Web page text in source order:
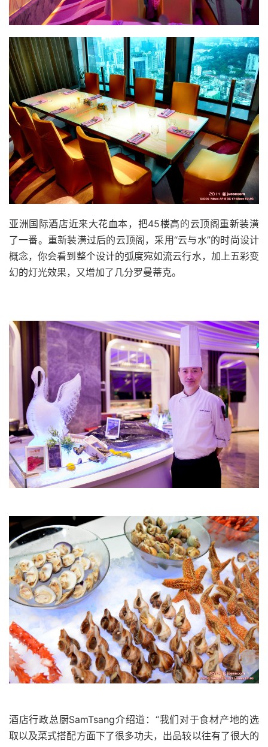
亚洲国际酒店近来大花血本，把45楼高的云顶阁重新装潢
了一番。重新装潢过后的云顶阁，采用“云与水”的时尚设计
概念，你会看到整个设计的弧度宛如流云行水，加上五彩变
幻的灯光效果，又增加了几分罗曼蒂克。
酒店行政总厨SamTsang介绍道：“我们对于食材产地的选
取以及菜式搭配方面下了很多功夫，出品较以往有了很大的